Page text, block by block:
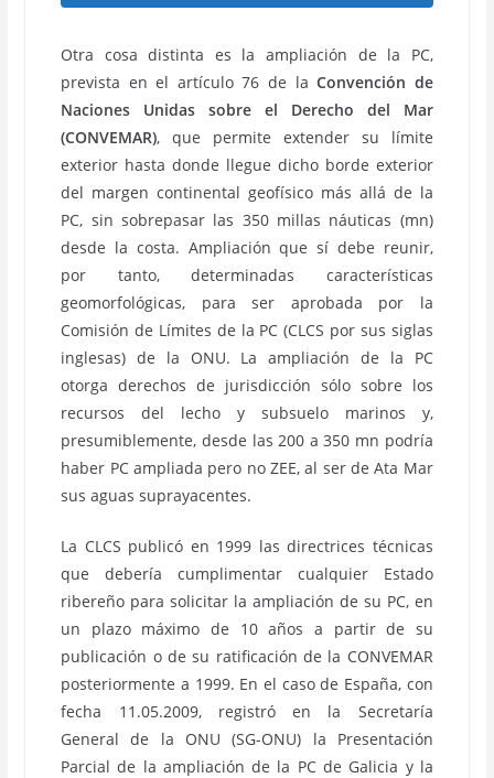
Otra cosa distinta es la ampliación de la PC,
prevista en el artículo 76 de laConvención de
Naciones Unidas sobre el Derecho del Mar
(CONVEMAR), que permite extender su límite
exterior hasta donde llegue dicho borde exterior
del margen continental geofísico más allá de la
PC, sin sobrepasar las 350 millas náuticas (mn)
desde la costa. Ampliación que sí debe reunir,
por tanto, determinadas características
geomorfológicas, para ser aprobada por la
Comisión de Límites de la PC (CLCS por sus siglas
inglesas) de la ONU. La ampliación de la PC
otorga derechos de jurisdicción sólo sobre los
recursos del lecho y subsuelo marinos y,
presumiblemente, desde las 200 a 350 mn podría
haber PC ampliada pero no ZEE, al ser de Ata Mar
sus aguas suprayacentes.
La CLCS publicó en 1999 las directrices técnicas
que debería cumplimentar cualquier Estado
ribereño para solicitar la ampliación de su PC, en
un plazo máximo de 10 años a partir de su
publicación o de su ratificación de la CONVEMAR
posteriormente a 1999. En el caso de España, con
fecha 11.05.2009, registró en la Secretaría
General de la ONU (SG-ONU) la Presentación
Parcial de la ampliación de la PC de Galicia y la